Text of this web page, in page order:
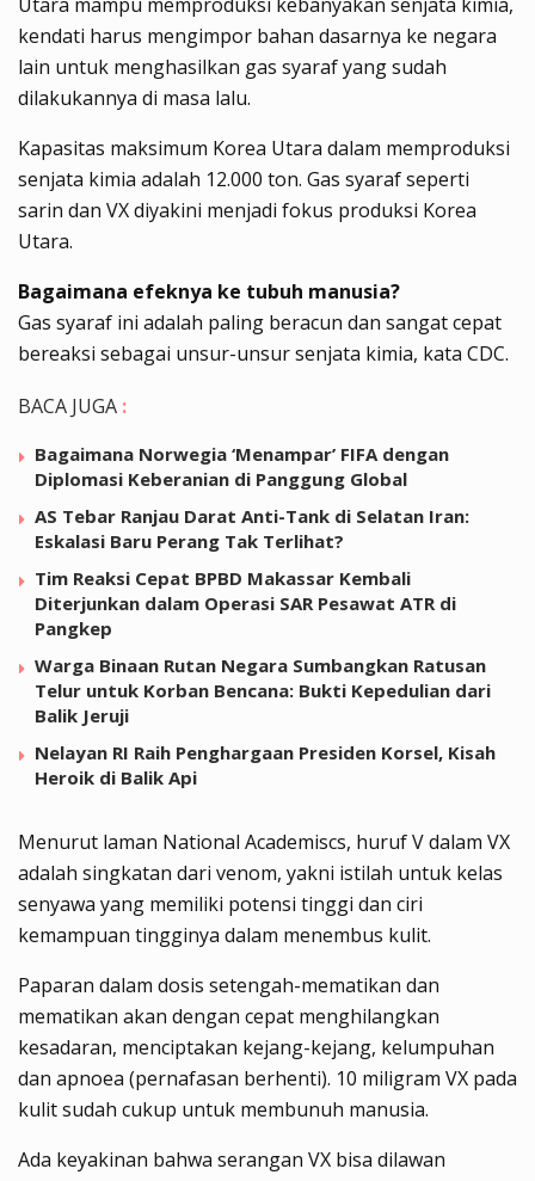
kendati harus mengimpor bahan dasarnya ke negara
lain untuk menghasilkan gas syaraf yang sudah
dilakukannya di masa lalu.
Kapasitas maksimum Korea Utara dalam memproduksi
senjata kimia adalah 12.000 ton. Gas syaraf seperti
sarin dan VX diyakini menjadi fokus produksi Korea
Utara.
Bagaimana efeknya ke tubuh manusia?
Gas syaraf ini adalah paling beracun dan sangat cepat
bereaksi sebagai unsur-unsur senjata kimia, kata CDC.
BACA JUGA :
Bagaimana Norwegia ‘Menampar’ FIFA dengan
Diplomasi Keberanian di Panggung Global
AS Tebar Ranjau Darat Anti-Tank di Selatan Iran:
Eskalasi Baru Perang Tak Terlihat?
Tim Reaksi Cepat BPBD Makassar Kembali
Diterjunkan dalam Operasi SAR Pesawat ATR di
Pangkep
Warga Binaan Rutan Negara Sumbangkan Ratusan
Telur untuk Korban Bencana: Bukti Kepedulian dari
Balik Jeruji
Nelayan RI Raih Penghargaan Presiden Korsel, Kisah
Heroik di Balik Api
Menurut laman National Academiscs, huruf V dalam VX
adalah singkatan dari venom, yakni istilah untuk kelas
senyawa yang memiliki potensi tinggi dan ciri
kemampuan tingginya dalam menembus kulit.
Paparan dalam dosis setengah-mematikan dan
mematikan akan dengan cepat menghilangkan
kesadaran, menciptakan kejang-kejang, kelumpuhan
dan apnoea (pernafasan berhenti). 10 miligram VX pada
kulit sudah cukup untuk membunuh manusia.
Ada keyakinan bahwa serangan VX bisa dilawan